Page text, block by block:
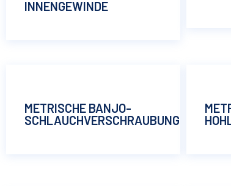
INNENGEWINDE
METRISCHE BANJO-
SCHLAUCHVERSCHRAUBUNGEN